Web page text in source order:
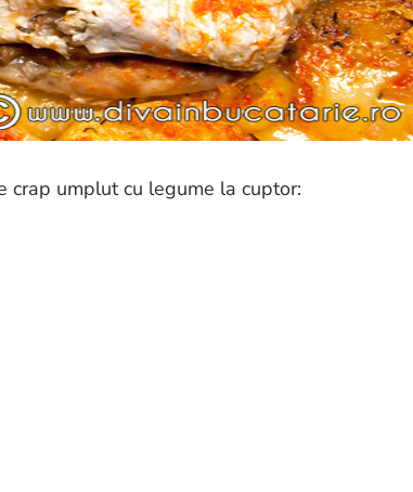
crap umplut cu legume la cuptor: